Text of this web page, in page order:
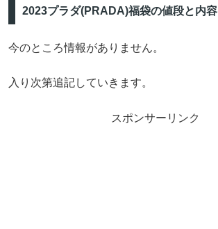
2023プラダ(PRADA)福袋の値段と内容
今のところ情報がありません。
入り次第追記していきます。
スポンサーリンク